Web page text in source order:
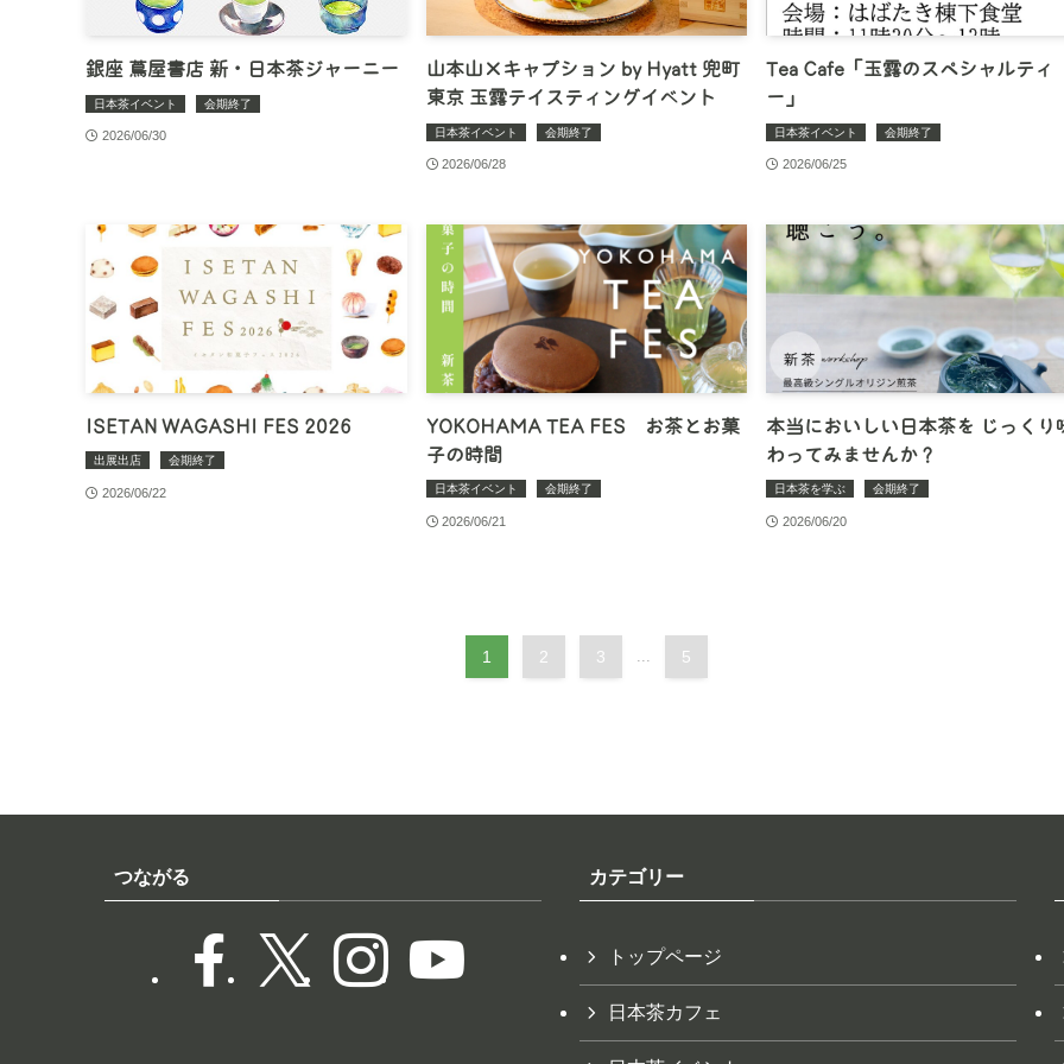
銀座 蔦屋書店 新・日本茶ジャーニー
日本茶イベント 会期終了
2026/06/30
山本山×キャプション by Hyatt 兜町
東京 玉露テイスティングイベント
日本茶イベント 会期終了
2026/06/28
Tea Cafe「玉露のスペシャルティ
ー」
日本茶イベント 会期終了
2026/06/25
ISETAN WAGASHI FES 2026
出展出店 会期終了
2026/06/22
YOKOHAMA TEA FES お茶とお菓
子の時間
日本茶イベント 会期終了
2026/06/21
本当においしい日本茶を じっくり
わってみませんか？
日本茶を学ぶ 会期終了
2026/06/20
1 2 3 5
つながる カテゴリー
トップページ
日本茶カフェ